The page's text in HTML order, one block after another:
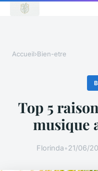
Accueil›Bien-etre
Top 5
musique
Florinda•21/06/